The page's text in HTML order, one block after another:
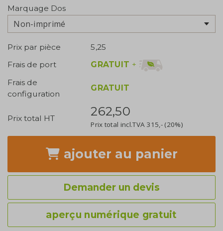
Marquage Dos
Non-imprimé
Prix par pièce
5,25
Frais de port
GRATUIT +
Frais de
configuration
GRATUIT
Prix total HT 262,50
Prix total incl.TVA 315,- (20%)
ajouter au panier
Demander un devis
aperçu numérique gratuit